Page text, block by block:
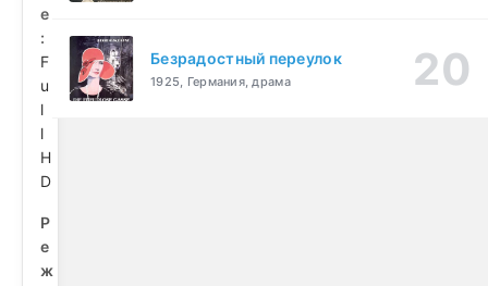
е
:
F
u
l
l
H
D
Р
е
ж
Безрадостный переулок
1925, Германия, драма